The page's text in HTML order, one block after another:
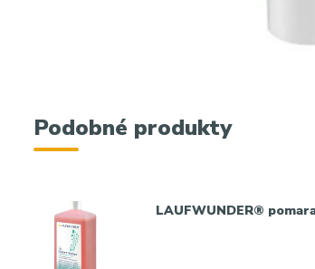
Podobné produkty
LAUFWUNDER®